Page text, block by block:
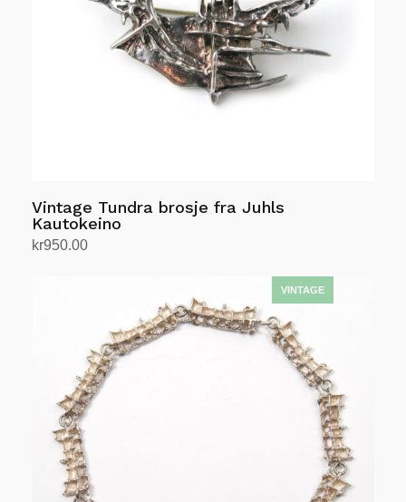
Vintage Tundra brosje fra Juhls
Kautokeino
kr950.00